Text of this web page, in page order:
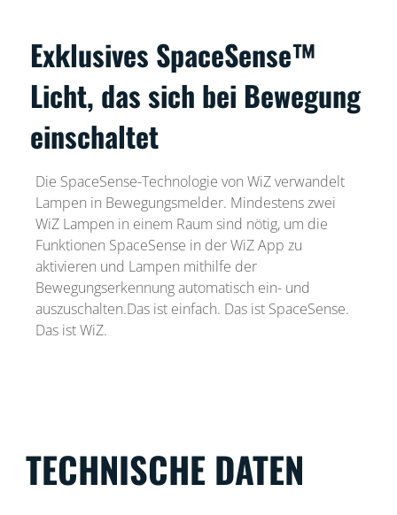
Exklusives SpaceSense™
Licht, das sich bei Bewegung
einschaltet
Die SpaceSense-Technologie von WiZ verwandelt
Lampen in Bewegungsmelder. Mindestens zwei
WiZ Lampen in einem Raum sind nötig, um die
Funktionen SpaceSense in der WiZ App zu
aktivieren und Lampen mithilfe der
Bewegungserkennung automatisch ein- und
auszuschalten.Das ist einfach. Das ist SpaceSense.
Das ist WiZ.
TECHNISCHE DATEN